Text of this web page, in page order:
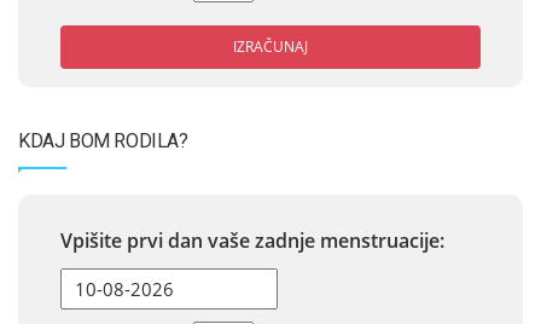
IZRAČUNAJ
KDAJ BOM RODILA?
Vpišite prvi dan vaše zadnje menstruacije: